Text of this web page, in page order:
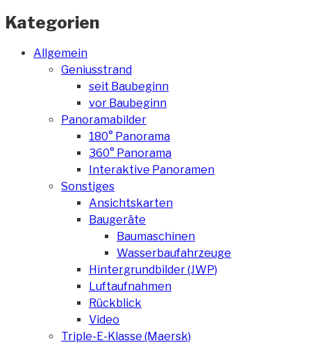
Kategorien
Allgemein
Geniusstrand
seit Baubeginn
vor Baubeginn
Panoramabilder
180° Panorama
360° Panorama
Interaktive Panoramen
Sonstiges
Ansichtskarten
Baugeräte
Baumaschinen
Wasserbaufahrzeuge
Hintergrundbilder (JWP)
Luftaufnahmen
Rückblick
Video
Triple-E-Klasse (Maersk)